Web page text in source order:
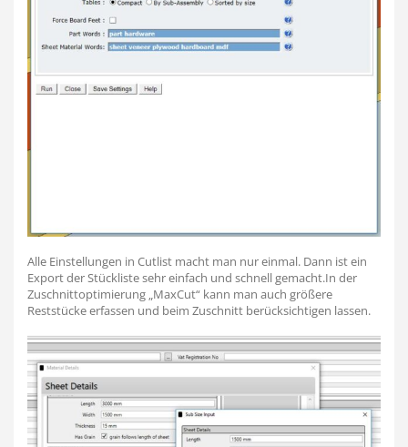
Alle Einstellungen in Cutlist macht man nur einmal. Dann ist ein
Export der Stückliste sehr einfach und schnell gemacht.In der
Zuschnittoptimierung „MaxCut“ kann man auch größere
Reststücke erfassen und beim Zuschnitt berücksichtigen lassen.